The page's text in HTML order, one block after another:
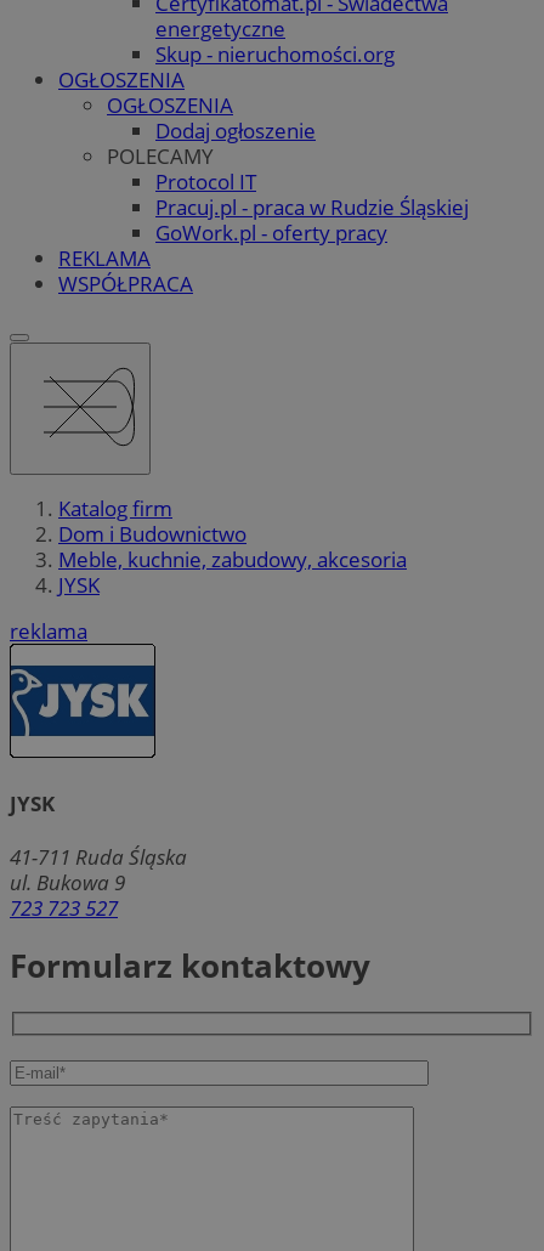
energetyczne
Skup - nieruchomości.org
OGŁOSZENIA
OGŁOSZENIA
Dodaj ogłoszenie
POLECAMY
Protocol IT
Pracuj.pl - praca w Rudzie Śląskiej
GoWork.pl - oferty pracy
REKLAMA
WSPÓŁPRACA
Katalog firm
Dom i Budownictwo
Meble, kuchnie, zabudowy, akcesoria
JYSK
reklama
JYSK
41-711 Ruda Śląska
ul. Bukowa 9
723 723 527
Formularz kontaktowy